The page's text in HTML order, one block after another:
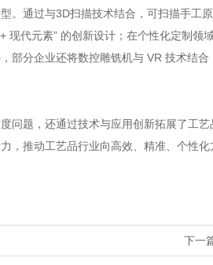
通过与3D扫描技术结合，可扫描手工
代元素” 的创新设计；在个性化定制领
部分企业还将数控雕铣机与 VR 技术结
题，还通过技术与应用创新拓展了工艺
，推动工艺品行业向高效、精准、个性
下一